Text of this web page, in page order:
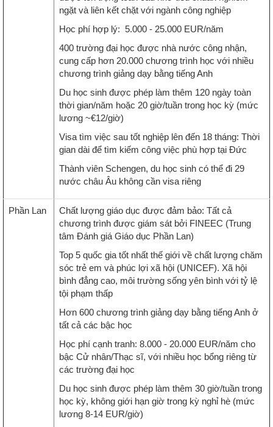
ngặt và liên kết chặt với ngành công nghiệp
Học phí hợp lý: 5.000 - 25.000 EUR/năm
400 trường đại học được nhà nước công nhận,
cung cấp hơn 20.000 chương trình học với nhiều
chương trình giảng dạy bằng tiếng Anh
Du học sinh được phép làm thêm 120 ngày toàn
thời gian/năm hoặc 20 giờ/tuần trong học kỳ (mức
lương ~€12/giờ)
Visa tìm việc sau tốt nghiệp lên đến 18 tháng: Thời
gian dài để tìm kiếm công việc phù hợp tại Đức
Thành viên Schengen, du học sinh có thể đi 29
nước châu Âu không cần visa riêng
Phần Lan
Chất lượng giáo dục được đảm bảo: Tất cả
chương trình được giám sát bởi FINEEC (Trung
tâm Đánh giá Giáo dục Phần Lan)
Top 5 quốc gia tốt nhất thế giới về chất lượng chăm
sóc trẻ em và phúc lợi xã hội (UNICEF). Xã hội
bình đẳng cao, môi trường sống yên bình với tỷ lệ
tội phạm thấp
Hơn 600 chương trình giảng dạy bằng tiếng Anh ở
tất cả các bậc học
Học phí cạnh tranh: 8.000 - 20.000 EUR/năm cho
bậc Cử nhân/Thạc sĩ, với nhiều học bổng riêng từ
các trường đại học
Du học sinh được phép làm thêm 30 giờ/tuần trong
học kỳ, không giới hạn giờ trong kỳ nghỉ hè (mức
lương 8-14 EUR/giờ)